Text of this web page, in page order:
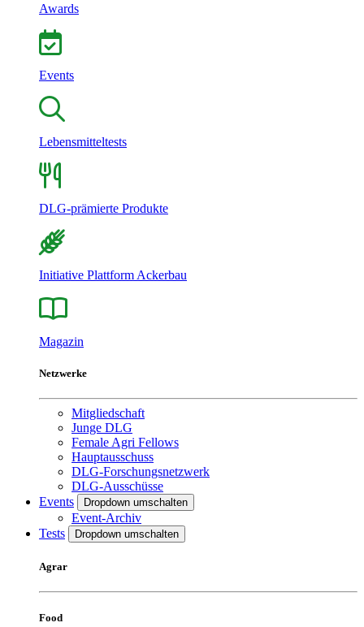
Awards
Events
Lebensmitteltests
DLG-prämierte Produkte
Initiative Plattform Ackerbau
Magazin
Netzwerke
Mitgliedschaft
Junge DLG
Female Agri Fellows
Hauptausschuss
DLG-Forschungsnetzwerk
DLG-Ausschüsse
Events
Dropdown umschalten
Event-Archiv
Tests
Dropdown umschalten
Agrar
Food